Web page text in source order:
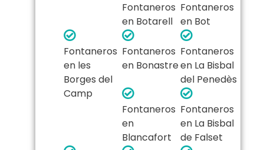
Fontaneros
en Botarell
Fontaneros
en Bot
Fontaneros
en les
Borges del
Camp
Fontaneros
en Bonastre
Fontaneros
en La Bisbal
del Penedès
Fontaneros
en
Blancafort
Fontaneros
en La Bisbal
de Falset